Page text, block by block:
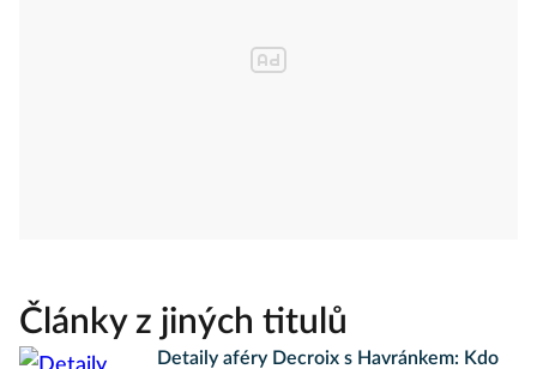
Články z jiných titulů
Detaily aféry Decroix s Havránkem: Kdo